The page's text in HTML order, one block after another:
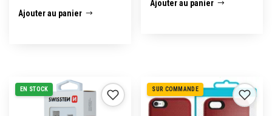
Ajouter au panier
Ajouter au panier
EN STOCK SUR COMMANDE